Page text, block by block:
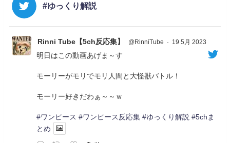
#ゆっくり解説
Rinni Tube【5ch反応集】 @RinniTube · 19 5月 2023
明日はこの動画あげま～す
モーリーがモリでモリ人間と大怪獣バトル！
モーリー好きだわぁ～～ｗ
#ワンピース #ワンピース反応集 #ゆっくり解説 #5chま
とめ